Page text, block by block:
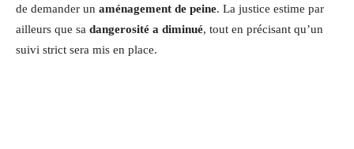
de demander un aménagement de peine. La justice estime par
ailleurs que sa dangerosité a diminué, tout en précisant qu’un
suivi strict sera mis en place.